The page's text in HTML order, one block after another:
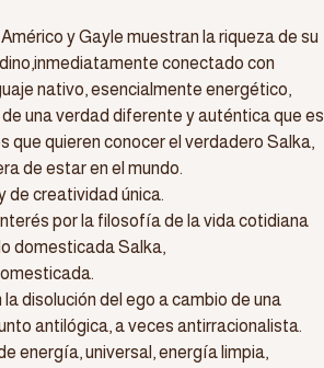
y Gayle muestran la riqueza de su
conectado con
nativo, esencialmente energético,
una verdad diferente y auténtica que es
que quieren conocer el verdadero Salka,
de estar en el mundo.
de creatividad única.
por la filosofía de la vida cotidiana
domesticada Salka,
disolución del ego a cambio de una
antilógica, a veces antirracionalista.
energía, universal, energía limpia,